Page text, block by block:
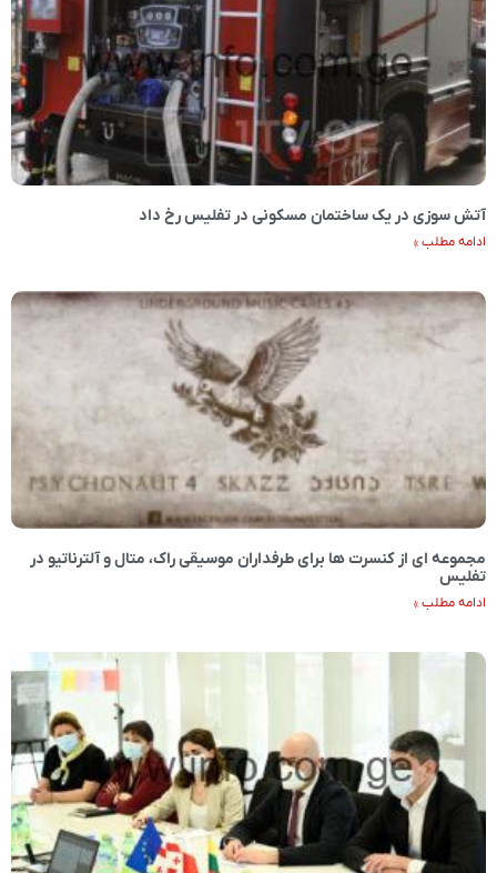
آتش سوزی در یک ساختمان مسکونی در تفلیس رخ داد
ادامه مطلب »
مجموعه ای از کنسرت ها برای طرفداران موسیقی راک، متال و آلترناتیو در
تفلیس
ادامه مطلب »